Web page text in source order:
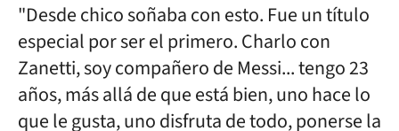
"Desde chico soñaba con esto. Fue un título
especial por ser el primero. Charlo con
Zanetti, soy compañero de Messi... tengo 23
años, más allá de que está bien, uno hace lo
que le gusta, uno disfruta de todo, ponerse la